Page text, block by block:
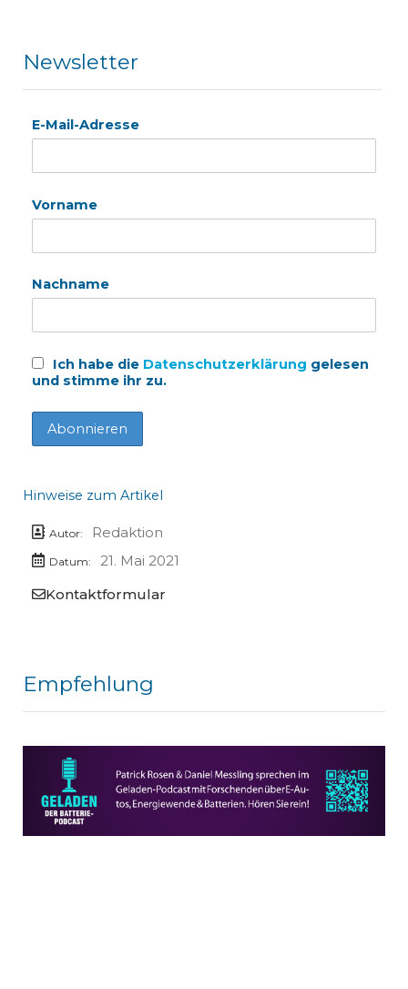
Newsletter
E-Mail-Adresse
Vorname
Nachname
Ich habe die Datenschutzerklärung gelesen
und stimme ihr zu.
Hinweise zum Artikel
Autor: Redaktion
Datum:
21. Mai 2021
Kontaktformular
Empfehlung